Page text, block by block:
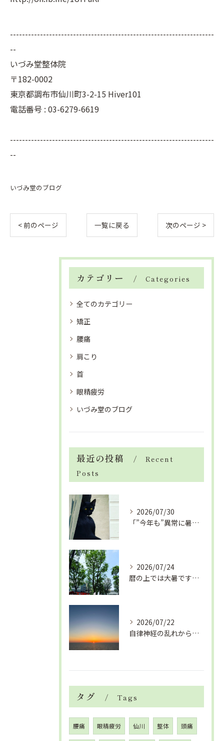
--------------------------------------------------------------------
--
いづみ堂整体院
〒182-0002
東京都調布市仙川町3-2-15 Hiver101
電話番号 : 03-6279-6619
--------------------------------------------------------------------
--
いづみ堂のブログ
< 前のページ 一覧に戻る 次のページ >
カテゴリー Categories
全てのカテゴリー
矯正
腰痛
肩こり
首
眼精疲労
いづみ堂のブログ
最近の投稿
Recent
Posts
2026/07/30
「”今年も”異常に暑い夏」酷暑+冷房＝夏風邪、腰痛、ひざの痛...
2026/07/24
暦の上では大暑です！腰痛や肩こりから来る頭痛
2026/07/22
自律神経の乱れから生活習慣病、血液循環の滞り
タグ Tags
腰痛 眼精疲労 仙川 整体 頭痛